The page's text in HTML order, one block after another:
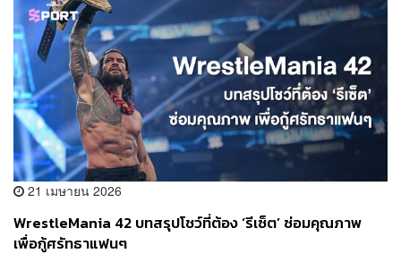
21 เมษายน 2026
WrestleMania 42 บทสรุปโชว์ที่ต้อง ‘รีเซ็ต’ ซ่อมคุณภาพ
เพื่อกู้ศรัทธาแฟนๆ